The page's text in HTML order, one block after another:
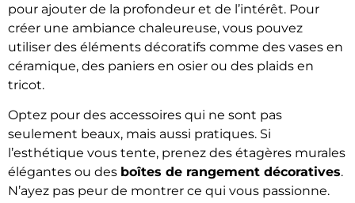
pour ajouter de la profondeur et de l’intérêt. Pour
créer une ambiance chaleureuse, vous pouvez
utiliser des éléments décoratifs comme des vases en
céramique, des paniers en osier ou des plaids en
tricot.
Optez pour des accessoires qui ne sont pas
seulement beaux, mais aussi pratiques. Si
l’esthétique vous tente, prenez des étagères murales
élégantes ou des boîtes de rangement décoratives.
N’ayez pas peur de montrer ce qui vous passionne.